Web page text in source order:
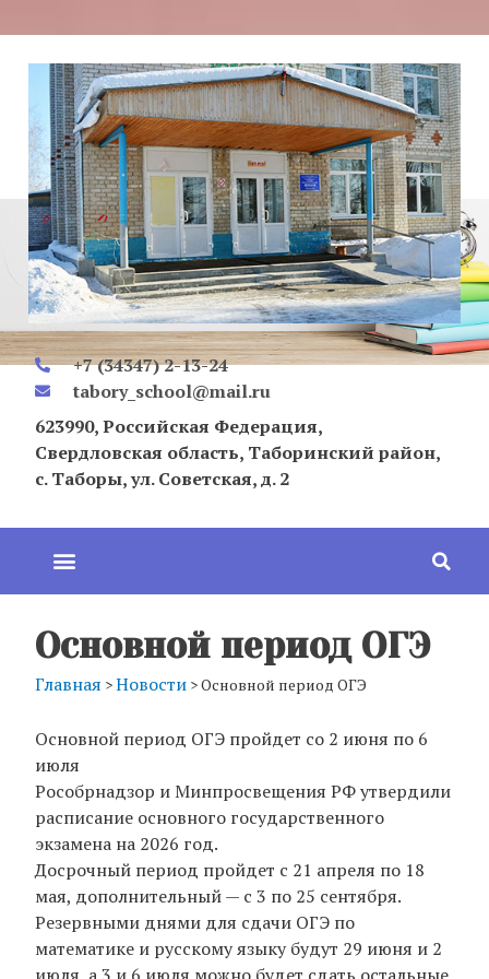
+7 (34347) 2-13-24
tabory_school@mail.ru
623990, Российская Федерация,
Свердловская область, Таборинский район,
с. Таборы, ул. Советская, д. 2
Основной период ОГЭ
Главная >Новости >Основной период ОГЭ
Основной период ОГЭ пройдет со 2 июня по 6
июля
Рособрнадзор и Минпросвещения РФ утвердили
расписание основного государственного
экзамена на 2026 год.
Досрочный период пройдет с 21 апреля по 18
мая, дополнительный — с 3 по 25 сентября.
Резервными днями для сдачи ОГЭ по
математике и русскому языку будут 29 июня и 2
июля, а 3 и 6 июля можно будет сдать остальные